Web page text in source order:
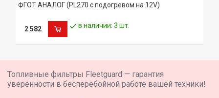
ФГОТ АНАЛОГ (PL270 с подогревом на 12V)
2 582 в наличии: 3 шт.
Топливные фильтры Fleetguard — гарантия
уверенности в бесперебойной работе вашей техники!